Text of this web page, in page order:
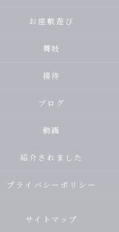
お座敷遊び
舞妓
接待
ブログ
動画
紹介されました
プライバシーポリシー
サイトマップ